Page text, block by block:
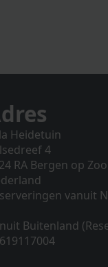
Heidetuin
4
RA Bergen op
vanuit
Buitenland